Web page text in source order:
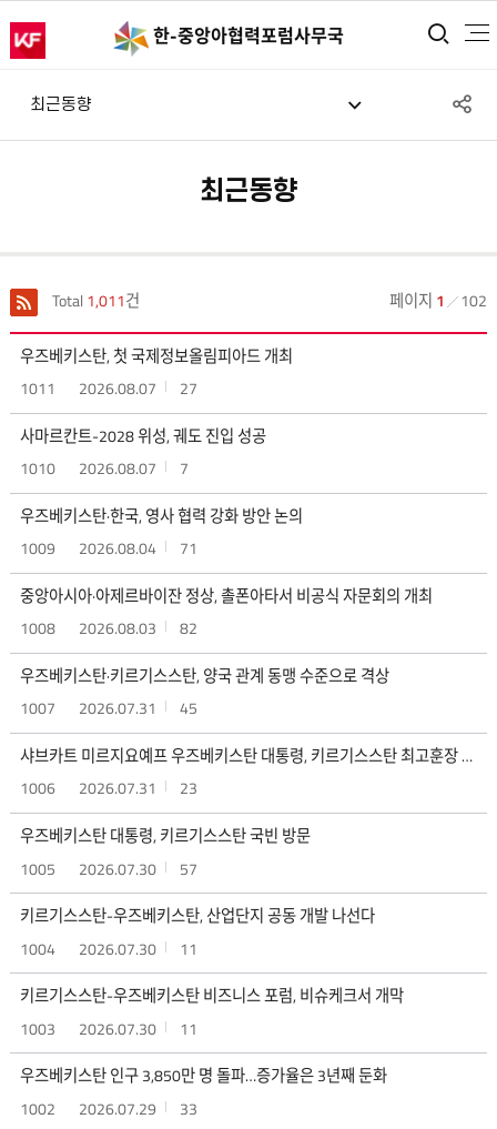
한-중앙아협력포럼사무국 통
최근동향
최근동향
Total 1,011건 페이지 1 102
1011
우즈베키스탄, 첫 국제정보올림피아드 개최
2026.08.07
27
1010
사마르칸트-2028 위성, 궤도 진입 성공
2026.08.07
7
1009
우즈베키스탄·한국, 영사 협력 강화 방안 논의
2026.08.04
71
1008
중앙아시아·아제르바이잔 정상, 촐폰아타서 비공식 자문회의 개최
2026.08.03
82
1007
우즈베키스탄·키르기스스탄, 양국 관계 동맹 수준으로 격상
2026.07.31
45
1006
샤브카트 미르지요예프 우즈베키스탄 대통령, 키르기스스탄 최고훈장 받아
2026.07.31
23
1005
우즈베키스탄 대통령, 키르기스스탄 국빈 방문
2026.07.30
57
1004
키르기스스탄-우즈베키스탄, 산업단지 공동 개발 나선다
2026.07.30
11
1003
키르기스스탄-우즈베키스탄 비즈니스 포럼, 비슈케크서 개막
2026.07.30
11
1002
우즈베키스탄 인구 3,850만 명 돌파…증가율은 3년째 둔화
2026.07.29
33